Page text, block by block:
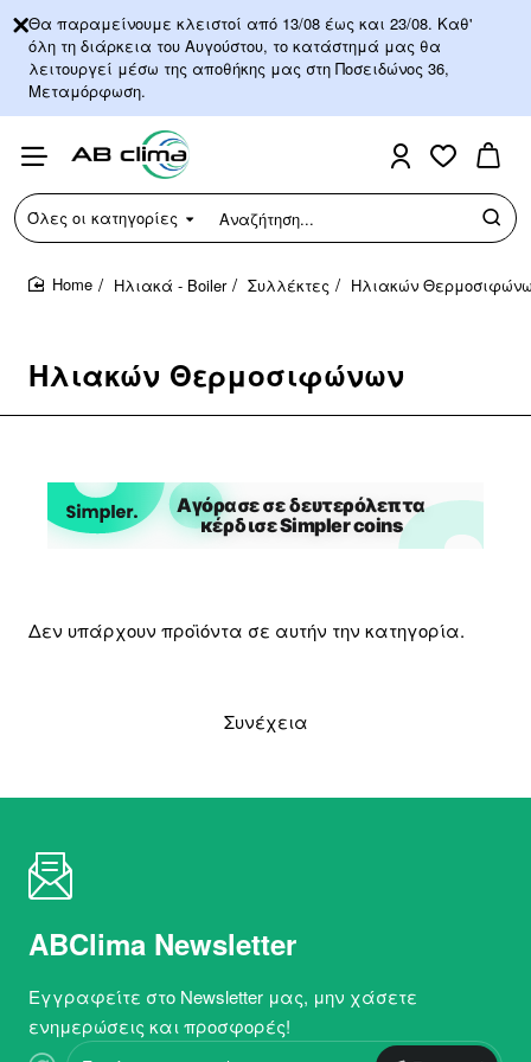
Θα παραμείνουμε κλειστοί από 13/08 έως και 23/08. Καθ'
όλη τη διάρκεια του Αυγούστου, το κατάστημά μας θα
λειτουργεί μέσω της αποθήκης μας στη Ποσειδώνος 36,
Μεταμόρφωση.
Όλες οι κατηγορίες
Αναζήτηση...
Ηλιακών Θερμοσιφώνων
Ηλιακά - Boiler Συλλέκτες Ηλιακών
Δεν υπάρχουν προϊόντα σε αυτήν την κατηγορία.
Συνέχεια
ABClima Newsletter
Εγγραφείτε στο Newsletter μας, μην χάσετε
ενημερώσεις και προσφορές!
Εισάγετε